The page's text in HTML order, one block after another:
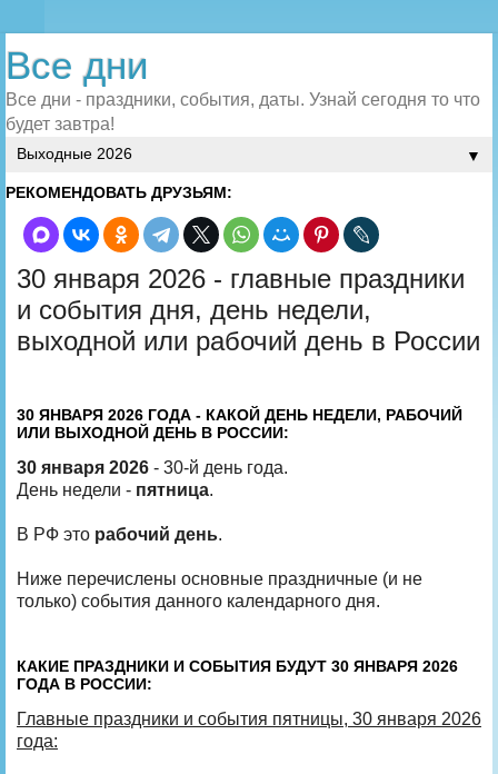
Все дни
Все дни - праздники, события, даты. Узнай сегодня то что
будет завтра!
▼
РЕКОМЕНДОВАТЬ ДРУЗЬЯМ:
30 января 2026 - главные праздники
и события дня, день недели,
выходной или рабочий день в России
30 ЯНВАРЯ 2026 ГОДА - КАКОЙ ДЕНЬ НЕДЕЛИ, РАБОЧИЙ
ИЛИ ВЫХОДНОЙ ДЕНЬ В РОССИИ:
30 января 2026 - 30-й день года.
День недели - пятница.
В РФ это рабочий день.
Ниже перечислены основные праздничные (и не
только) события данного календарного дня.
КАКИЕ ПРАЗДНИКИ И СОБЫТИЯ БУДУТ 30 ЯНВАРЯ 2026
ГОДА В РОССИИ:
Главные праздники и события пятницы, 30 января 2026
года: